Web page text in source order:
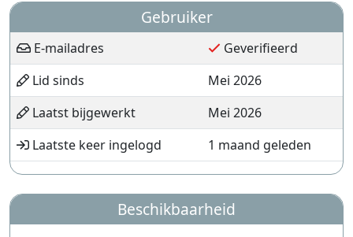
Gebruiker
E-mailadres
Geverifieerd
Lid sinds
Mei 2026
Laatst bijgewerkt
Mei 2026
Laatste keer ingelogd
1 maand geleden
Beschikbaarheid